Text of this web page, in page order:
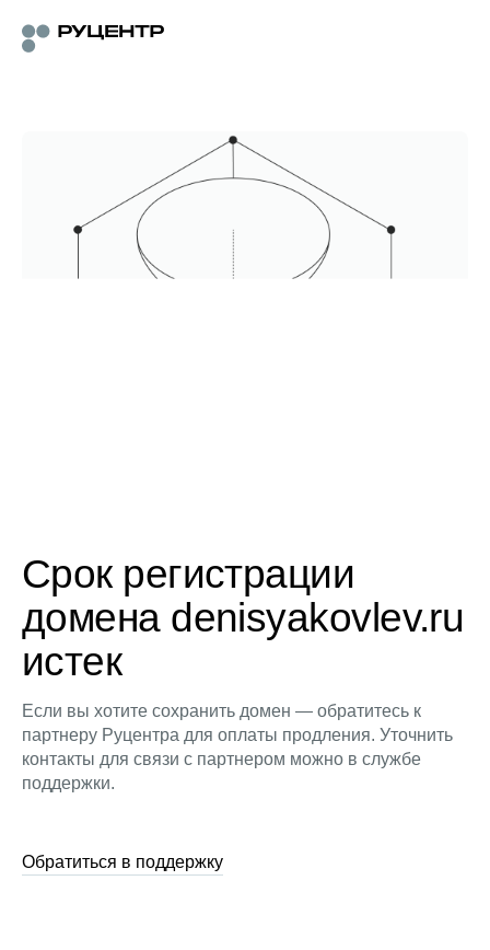
Срок регистрации
домена denisyakovlev.ru
истек
Если вы хотите сохранить домен — обратитесь к
партнеру Руцентра для оплаты продления. Уточнить
контакты для связи с партнером можно в службе
поддержки.
Обратиться в поддержку